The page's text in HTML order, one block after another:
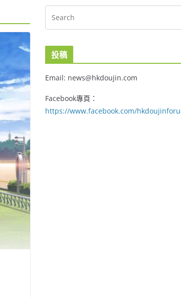
投稿
Email: news@hkdoujin.com
Facebook專頁：
https://www.facebook.com/